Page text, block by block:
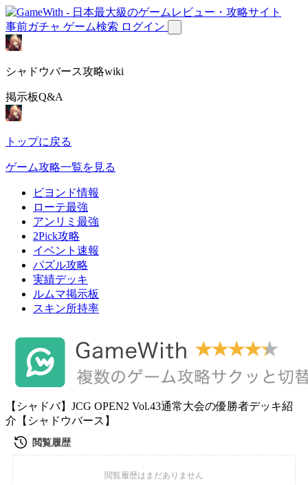
事前ガチャ ゲーム検索 ログイン
シャドウバース攻略wiki
掲示板Q&A
トップに戻る
ゲーム攻略一覧を見る
ビヨンド情報
ローテ最強
アンリミ最強
2Pick攻略
イベント速報
パズル攻略
実績デッキ
ルムマ掲示板
スキン所持率
【シャドバ】JCG OPEN2 Vol.43通常大会の優勝者デッキ紹
介【シャドウバース】